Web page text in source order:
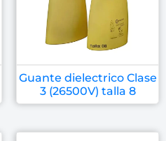
Guante dielectrico Clase
3 (26500V) talla 8